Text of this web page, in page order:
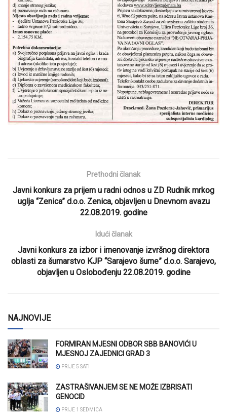
Prethodni članak
Javni konkurs za prijem u radni odnos u ZD Rudnik mrkog
uglja “Zenica” d.o.o. Zenica, objavljen u Dnevnom avazu
22.08.2019. godine
Idući članak
Javni konkurs za izbor i imenovanje izvršnog direktora
oblasti za šumarstvo KJP “Sarajevo šume” d.o.o. Sarajevo,
objavljen u Oslobođenju 22.08.2019. godine
NAJNOVIJE
FORMIRAN MJESNI ODBOR SBB BANOVIĆI U
MJESNOJ ZAJEDNICI GRAD 3
PRIJE 5 SATI
ZASTRAŠIVANJEM SE NE MOŽE IZBRISATI
GENOCID
PRIJE 1 SEDMICA